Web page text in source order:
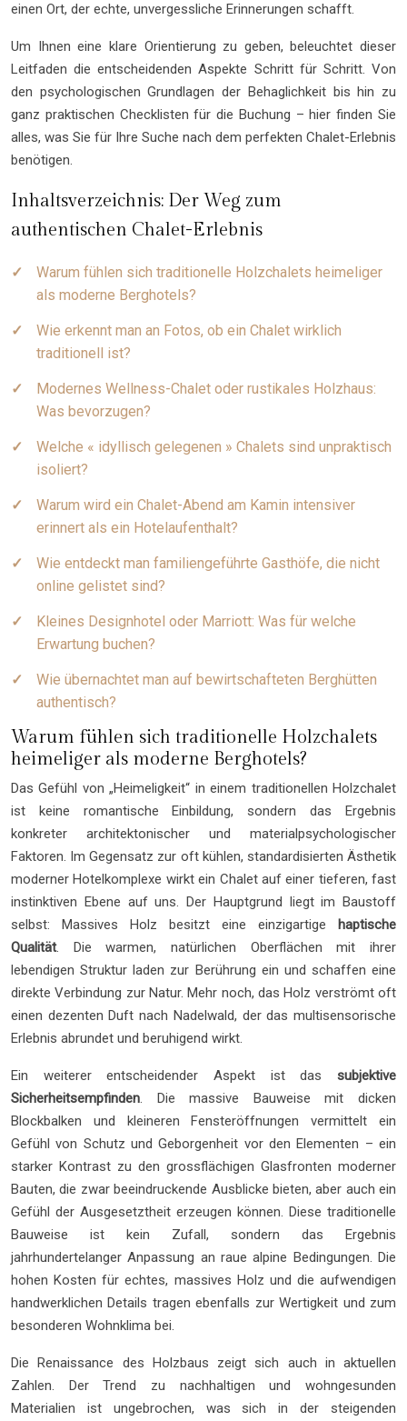
einen Ort, der echte, unvergessliche Erinnerungen schafft.
Um Ihnen eine klare Orientierung zu geben, beleuchtet dieser
Leitfaden die entscheidenden Aspekte Schritt für Schritt. Von
den psychologischen Grundlagen der Behaglichkeit bis hin zu
ganz praktischen Checklisten für die Buchung – hier finden Sie
alles, was Sie für Ihre Suche nach dem perfekten Chalet-Erlebnis
benötigen.
Inhaltsverzeichnis: Der Weg zum
authentischen Chalet-Erlebnis
Warum fühlen sich traditionelle Holzchalets heimeliger
als moderne Berghotels?
Wie erkennt man an Fotos, ob ein Chalet wirklich
traditionell ist?
Modernes Wellness-Chalet oder rustikales Holzhaus:
Was bevorzugen?
Welche « idyllisch gelegenen » Chalets sind unpraktisch
isoliert?
Warum wird ein Chalet-Abend am Kamin intensiver
erinnert als ein Hotelaufenthalt?
Wie entdeckt man familiengeführte Gasthöfe, die nicht
online gelistet sind?
Kleines Designhotel oder Marriott: Was für welche
Erwartung buchen?
Wie übernachtet man auf bewirtschafteten Berghütten
authentisch?
Warum fühlen sich traditionelle Holzchalets
heimeliger als moderne Berghotels?
Das Gefühl von „Heimeligkeit“ in einem traditionellen Holzchalet
ist keine romantische Einbildung, sondern das Ergebnis
konkreter architektonischer und materialpsychologischer
Faktoren. Im Gegensatz zur oft kühlen, standardisierten Ästhetik
moderner Hotelkomplexe wirkt ein Chalet auf einer tieferen, fast
instinktiven Ebene auf uns. Der Hauptgrund liegt im Baustoff
selbst: Massives Holz besitzt eine einzigartige haptische
Qualität. Die warmen, natürlichen Oberflächen mit ihrer
lebendigen Struktur laden zur Berührung ein und schaffen eine
direkte Verbindung zur Natur. Mehr noch, das Holz verströmt oft
einen dezenten Duft nach Nadelwald, der das multisensorische
Erlebnis abrundet und beruhigend wirkt.
Ein weiterer entscheidender Aspekt ist das subjektive
Sicherheitsempfinden. Die massive Bauweise mit dicken
Blockbalken und kleineren Fensteröffnungen vermittelt ein
Gefühl von Schutz und Geborgenheit vor den Elementen – ein
starker Kontrast zu den grossflächigen Glasfronten moderner
Bauten, die zwar beeindruckende Ausblicke bieten, aber auch ein
Gefühl der Ausgesetztheit erzeugen können. Diese traditionelle
Bauweise ist kein Zufall, sondern das Ergebnis
jahrhundertelanger Anpassung an raue alpine Bedingungen. Die
hohen Kosten für echtes, massives Holz und die aufwendigen
handwerklichen Details tragen ebenfalls zur Wertigkeit und zum
besonderen Wohnklima bei.
Die Renaissance des Holzbaus zeigt sich auch in aktuellen
Zahlen. Der Trend zu nachhaltigen und wohngesunden
Materialien ist ungebrochen, was sich in der steigenden